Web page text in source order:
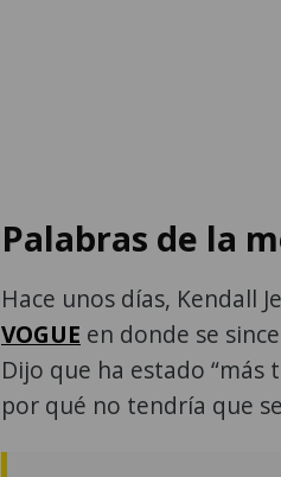
Palabras de la
Hace unos días, Kendall
VOGUE en donde se
Dijo que ha estado
por qué no tendría que